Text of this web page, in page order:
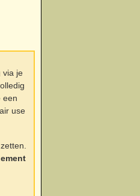
via je
een
use